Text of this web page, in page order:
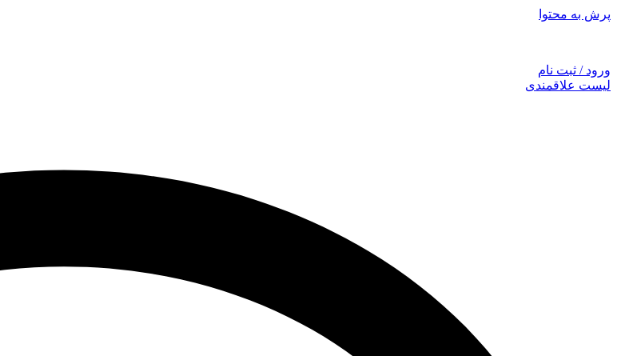
پرش به محتوا
ورود / ثبت نام
لیست علاقمندی